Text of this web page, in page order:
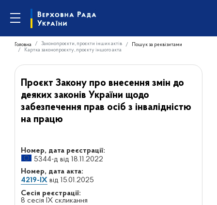
Головна Законопроєкти, проєкти інших актів
Пошук за реквізитами
Картка законопроєкту, проєкту іншого акта
Проєкт Закону про внесення змін до
деяких законів України щодо
забезпечення прав осіб з інвалідністю
на працю
Номер, дата реєстрації:
5344-д від 18.11.2022
Номер, дата акта:
4219-IXвід 15.01.2025
Сесія реєстрації:
8 сесія IX скликання